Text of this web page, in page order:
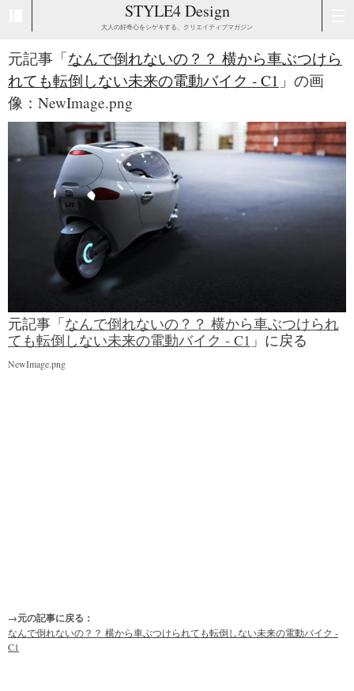
STYLE4 Design
大人の好奇心をシゲキする、クリエイティブマガジン
元記事「なんで倒れないの？？ 横から車ぶつけら
れても転倒しない未来の電動バイク - C1 」の画
像：NewImage.png
元記事「なんで倒れないの？？ 横から車ぶつけられ
ても転倒しない未来の電動バイク - C1 」に戻る
NewImage.png
→元の記事に戻る：
なんで倒れないの？？ 横から車ぶつけられても転倒しない未来の電動バイク -
C1